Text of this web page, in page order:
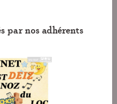
par nos adhérents